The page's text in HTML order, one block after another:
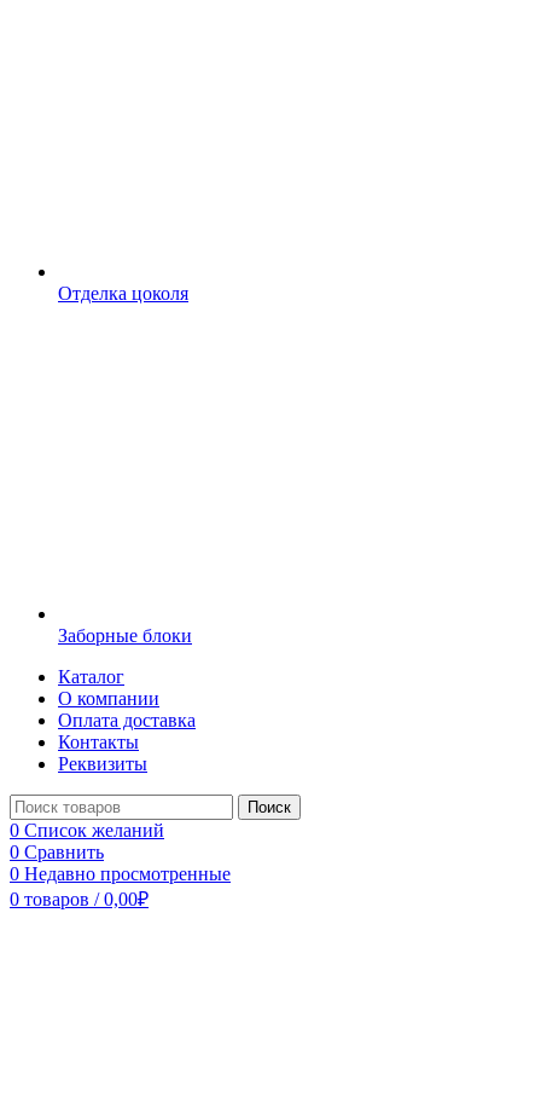
Отделка цоколя
Заборные блоки
Каталог
О компании
Оплата доставка
Контакты
Реквизиты
Поиск
0 Список желаний
0 Сравнить
0 Недавно просмотренные
0 товаров / 0,00₽